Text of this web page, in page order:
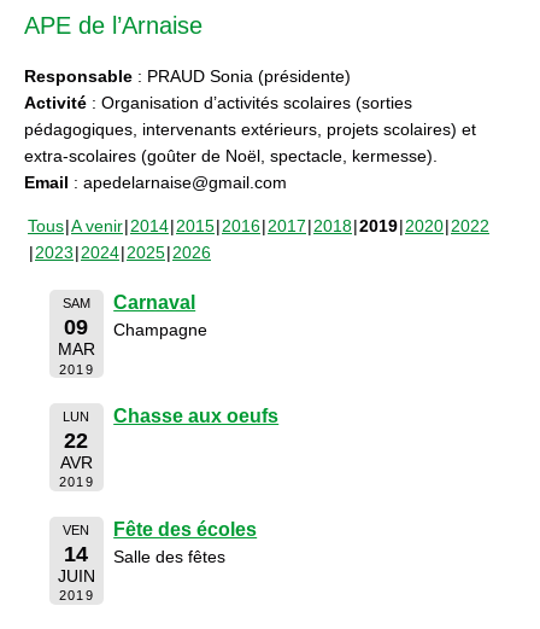
APE de l’Arnaise
Responsable : PRAUD Sonia (présidente)
Activité : Organisation d’activités scolaires (sorties
pédagogiques, intervenants extérieurs, projets scolaires) et
extra-scolaires (goûter de Noël, spectacle, kermesse).
Email : apedelarnaise@gmail.com
Tous A venir 2014 2015 2016 2017 2018 2019 2020 2022
2023 2024 2025 2026
SAM
09
MAR
2019
Carnaval
Champagne
LUN
22
AVR
2019
Chasse aux oeufs
VEN
14
JUIN
2019
Fête des écoles
Salle des fêtes